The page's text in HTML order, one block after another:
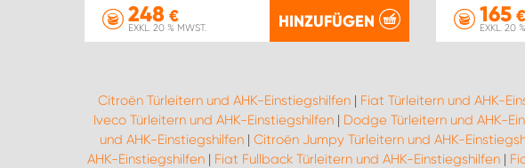
248 €
EXKL. 20 % MWST. HINZUFÜGEN 165€
EXKL. 20
Citroën Türleitern und AHK-Einstiegshilfen | Fiat Türleitern und AHK-
Iveco Türleitern und AHK-Einstiegshilfen | Dodge Türleitern und AHK-
und AHK-Einstiegshilfen| Citroën Jumpy Türleitern und AHK-
AHK-Einstiegshilfen| Fiat Fullback Türleitern und AHK-Einstiegshilfen|